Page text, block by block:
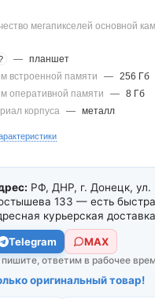
мегапикселей основной
— планшет
встроенной памяти
— 256 Гб
оперативной памяти
— 8 Гб
корпуса — металл
РФ, ДНР, г. Донецк, ул.
133 — есть
курьерская
Telegram МАХ
ответим в рабочее
оригинальный товар!